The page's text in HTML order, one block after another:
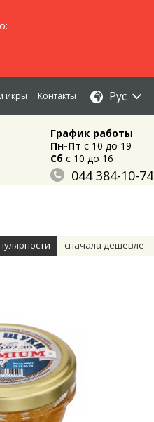
икры Контакты Рус
График работы
Пн-Пт c 10 до 19
Сбc 10 до 16
044 384-10-74
сначала дешевле